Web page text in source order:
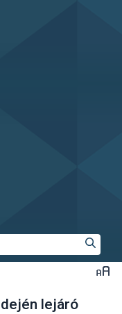
lejáró